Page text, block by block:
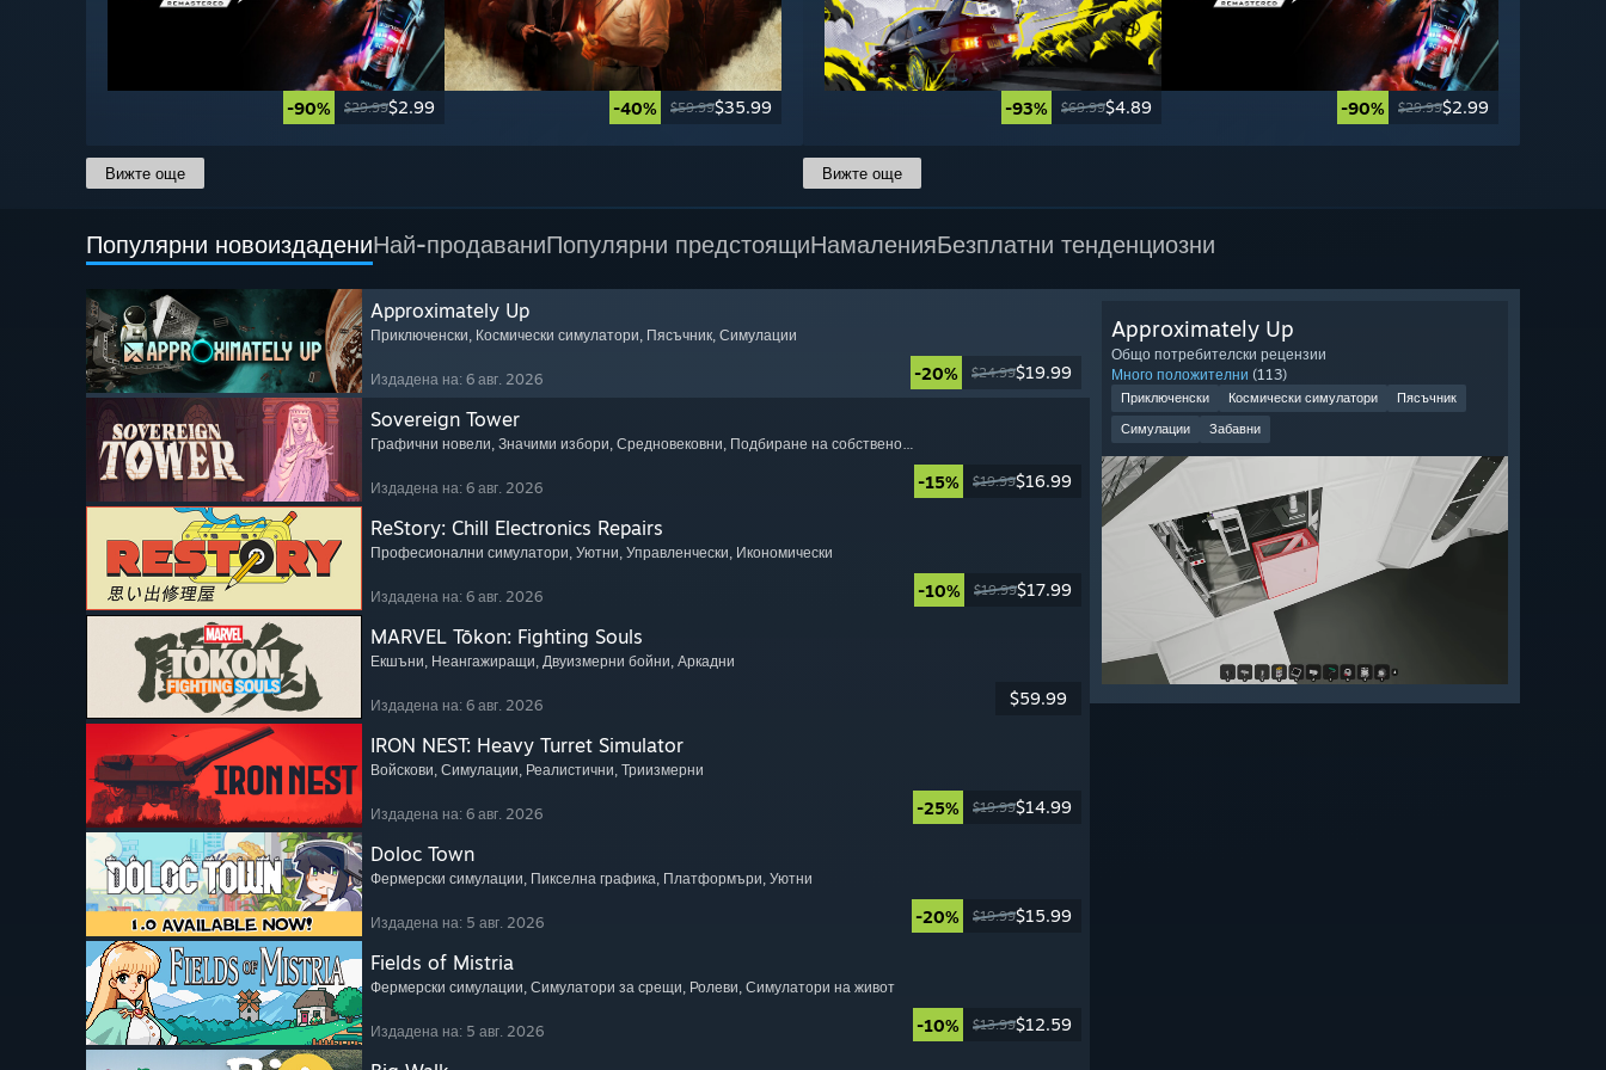
-90% $29.99$2.99 -40% $59.99$35.99
Вижте още
-93% $69.99$4.89 -90% $29.99$2.99
Вижте още
Популярни новоиздадениНай-продаваниПопулярни предстоящиНамаленияБезплатни тенденциозни
Approximately Up
Приключенски, Космически симулатори, Пясъчник, Симулации
Издадена на: 6 авг. 2026 -20% $24.99$19.99
Sovereign Tower
Графични новели, Значими избори, Средновековни, Подбиране на собствено приключение
Издадена на: 6 авг. 2026 -15% $19.99$16.99
ReStory: Chill Electronics Repairs
Професионални симулатори, Уютни, Управленчески, Икономически
Издадена на: 6 авг. 2026 -10% $19.99$17.99
MARVEL Tōkon: Fighting Souls
Екшъни, Неангажиращи, Двуизмерни бойни, Аркадни
Издадена на: 6 авг. 2026 $59.99
IRON NEST: Heavy Turret Simulator
Войскови, Симулации, Реалистични, Триизмерни
Издадена на: 6 авг. 2026 -25% $19.99$14.99
Doloc Town
Фермерски симулации, Пикселна графика, Платформъри, Уютни
Издадена на: 5 авг. 2026 -20% $19.99$15.99
Fields of Mistria
Фермерски симулации, Симулатори за срещи, Ролеви, Симулатори на живот
Издадена на: 5 авг. 2026 -10% $13.99$12.59
Approximately Up
Общо потребителски рецензии
Много положителни (113)
Приключенски Космически симулатори
Пясъчник
Симулации
Забавни